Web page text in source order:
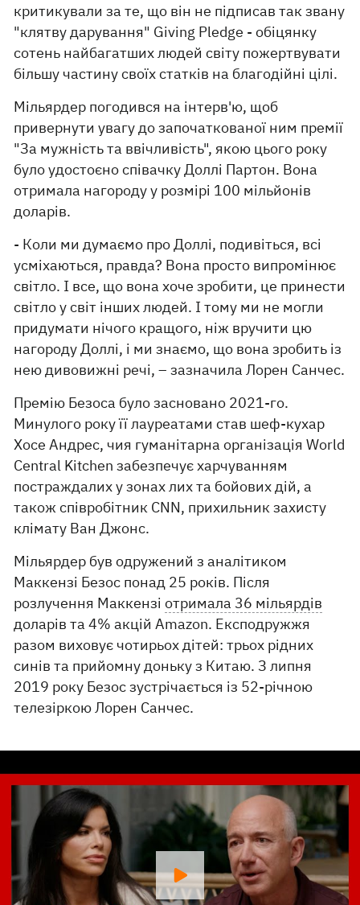
критикували за те, що він не підписав так звану
"клятву дарування" Giving Pledge - обіцянку
сотень найбагатших людей світу пожертвувати
більшу частину своїх статків на благодійні цілі.
Мільярдер погодився на інтерв'ю, щоб
привернути увагу до започаткованої ним премії
"За мужність та ввічливість", якою цього року
було удостоєно співачку Доллі Партон. Вона
отримала нагороду у розмірі 100 мільйонів
доларів.
- Коли ми думаємо про Доллі, подивіться, всі
усміхаються, правда? Вона просто випромінює
світло. І все, що вона хоче зробити, це принести
світло у світ інших людей. І тому ми не могли
придумати нічого кращого, ніж вручити цю
нагороду Доллі, і ми знаємо, що вона зробить із
нею дивовижні речі, – зазначила Лорен Санчес.
Премію Безоса було засновано 2021-го.
Минулого року її лауреатами став шеф-кухар
Хосе Андрес, чия гуманітарна організація World
Central Kitchen забезпечує харчуванням
постраждалих у зонах лих та бойових дій, а
також співробітник CNN, прихильник захисту
клімату Ван Джонс.
Мільярдер був одружений з аналітиком
Маккензі Безос понад 25 років. Після
розлучення Маккензіотримала 36 мільярдів
доларів та 4% акцій Amazon. Експодружжя
разом виховує чотирьох дітей: трьох рідних
синів та прийомну доньку з Китаю. З липня
2019 року Безос зустрічається із 52-річною
телезіркою Лорен Санчес.